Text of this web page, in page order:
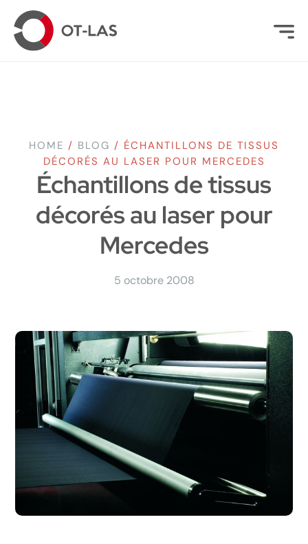
HOME / BLOG / ÉCHANTILLONS DE TISSUS
DÉCORÉS AU LASER POUR MERCEDES
Échantillons de tissus
décorés au laser pour
Mercedes
5 octobre 2008